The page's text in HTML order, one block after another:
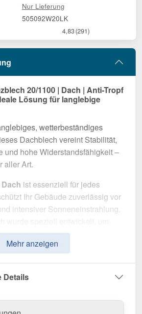
Nur Lieferung
505092W20LK
4,83(291)
20/1100 | Dach | Anti-Tropf
Lösung für langlebige
wetterbeständiges
Dachblech vereint Stabilität,
und hohe Widerstandsfähigkeit –
aller Art.
ist essenziell für jedes
Ihr Gebäude zuverlässig vor
intensiver Sonneneinstrahlung.
langlebige Dachlösung
durch einfache Montage, hohe
für eine robuste Dachlösung. Die
Mehr anzeigen
Details